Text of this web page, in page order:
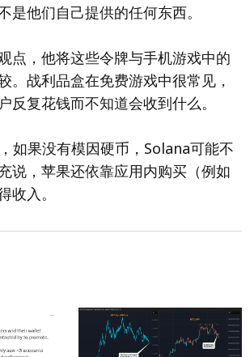
是他们自己提供的任何东西。
点，他将这些令牌与手机游戏中的
。战利品盒在免费游戏中很常见，
反复花钱而不知道会收到什么。
如果没有模因硬币，Solana可能不
说，苹果还依靠应用内购买（例如
收入。